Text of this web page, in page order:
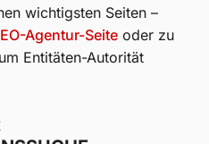
wichtigsten Seiten –
Agentur-Seite oder zu
Entitäten-Autorität